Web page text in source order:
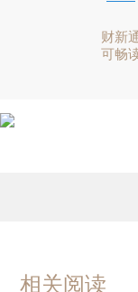
财新
可畅
相关阅读